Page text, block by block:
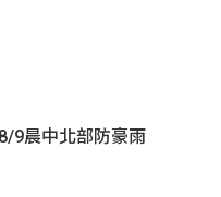
9晨中北部防豪雨